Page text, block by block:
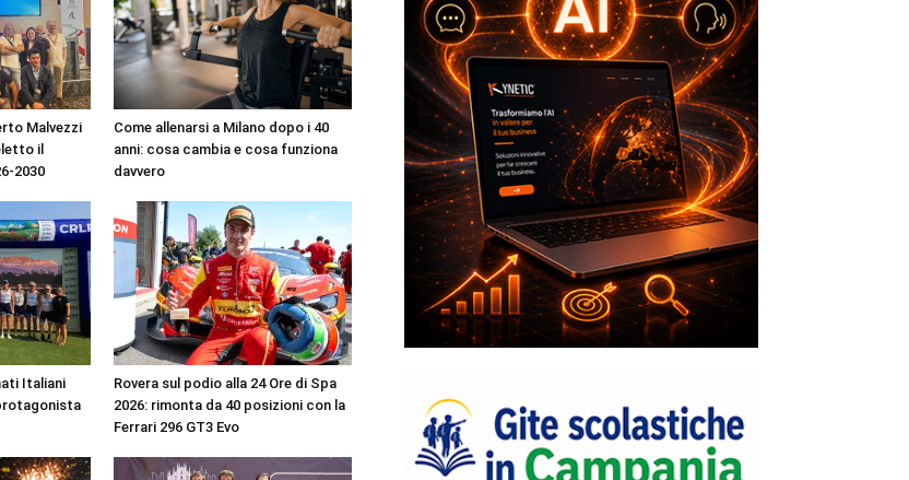
Malvezzi
il
2030
Come allenarsi a Milano dopo i 40
anni: cosa cambia e cosa funziona
davvero
Italiani
Rovera sul podio alla 24 Ore di Spa
2026: rimonta da 40 posizioni con la
Ferrari 296 GT3 Evo